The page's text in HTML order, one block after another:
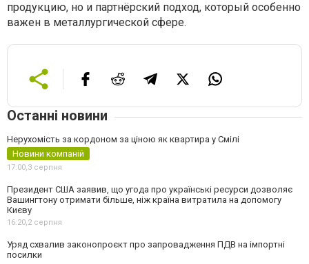
продукцию, но и партнёрский подход, который особенно
важен в металлургической сфере.
Останні новини
Нерухомість за кордоном за ціною як квартира у Смілі
Новини компаній
17:00,3 серпня
Президент США заявив, що угода про українські ресурси дозволяє
Вашингтону отримати більше, ніж країна витратила на допомогу
Києву
16:20,2 серпня
Уряд схвалив законопроєкт про запровадження ПДВ на імпортні
посилки